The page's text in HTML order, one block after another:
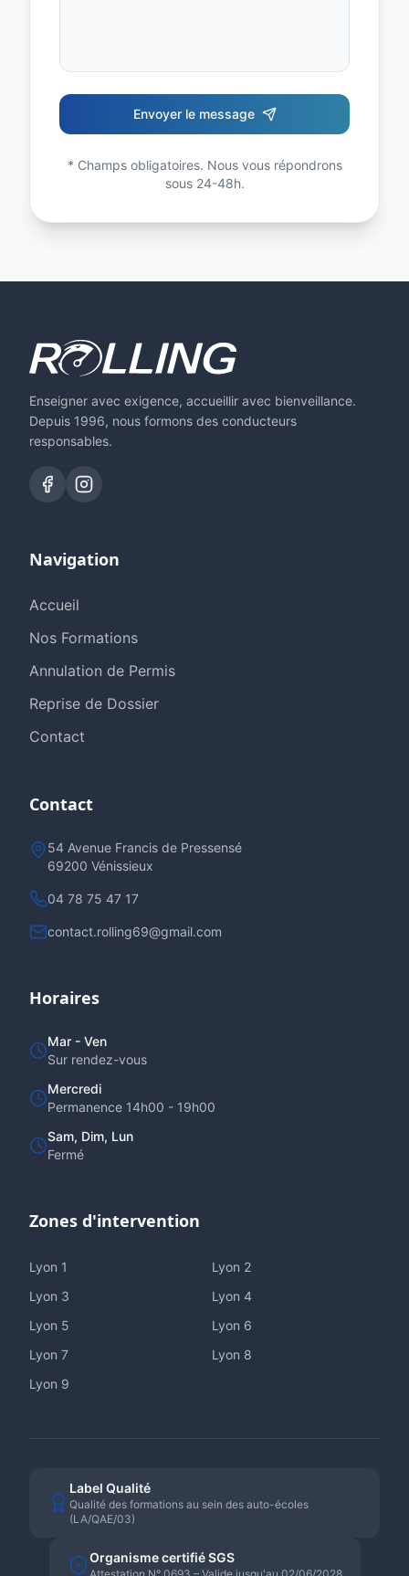
Envoyer le message
* Champs obligatoires. Nous vous répondrons
sous 24-48h.
Enseigner avec exigence, accueillir avec bienveillance.
Depuis 1996, nous formons des conducteurs
responsables.
Navigation
Accueil
Nos Formations
Annulation de Permis
Reprise de Dossier
Contact
Contact
54 Avenue Francis de Pressensé
69200 Vénissieux
04 78 75 47 17
contact.rolling69@gmail.com
Horaires
Mar - Ven
Sur rendez-vous
Mercredi
Permanence 14h00 - 19h00
Sam, Dim, Lun
Fermé
Zones d'intervention
Lyon 1 Lyon 2
Lyon 3 Lyon 4
Lyon 5 Lyon 6
Lyon 7 Lyon 8
Lyon 9
Label Qualité
Qualité des formations au sein des auto-écoles
(LA/QAE/03)
Organisme certifié SGS